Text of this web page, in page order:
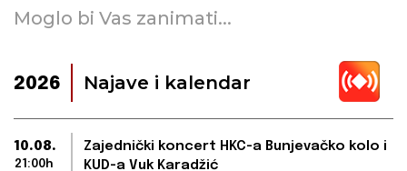
Moglo bi Vas zanimati...
2026 Najave i kalendar
10.08.
21:00h
Zajednički koncert HKC-a Bunjevačko kolo i
KUD-a Vuk Karadžić